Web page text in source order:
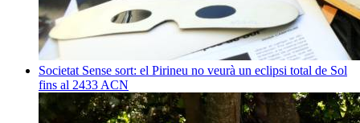
Societat Sense sort: el Pirineu no veurà un eclipsi total de Sol
fins al 2433 ACN